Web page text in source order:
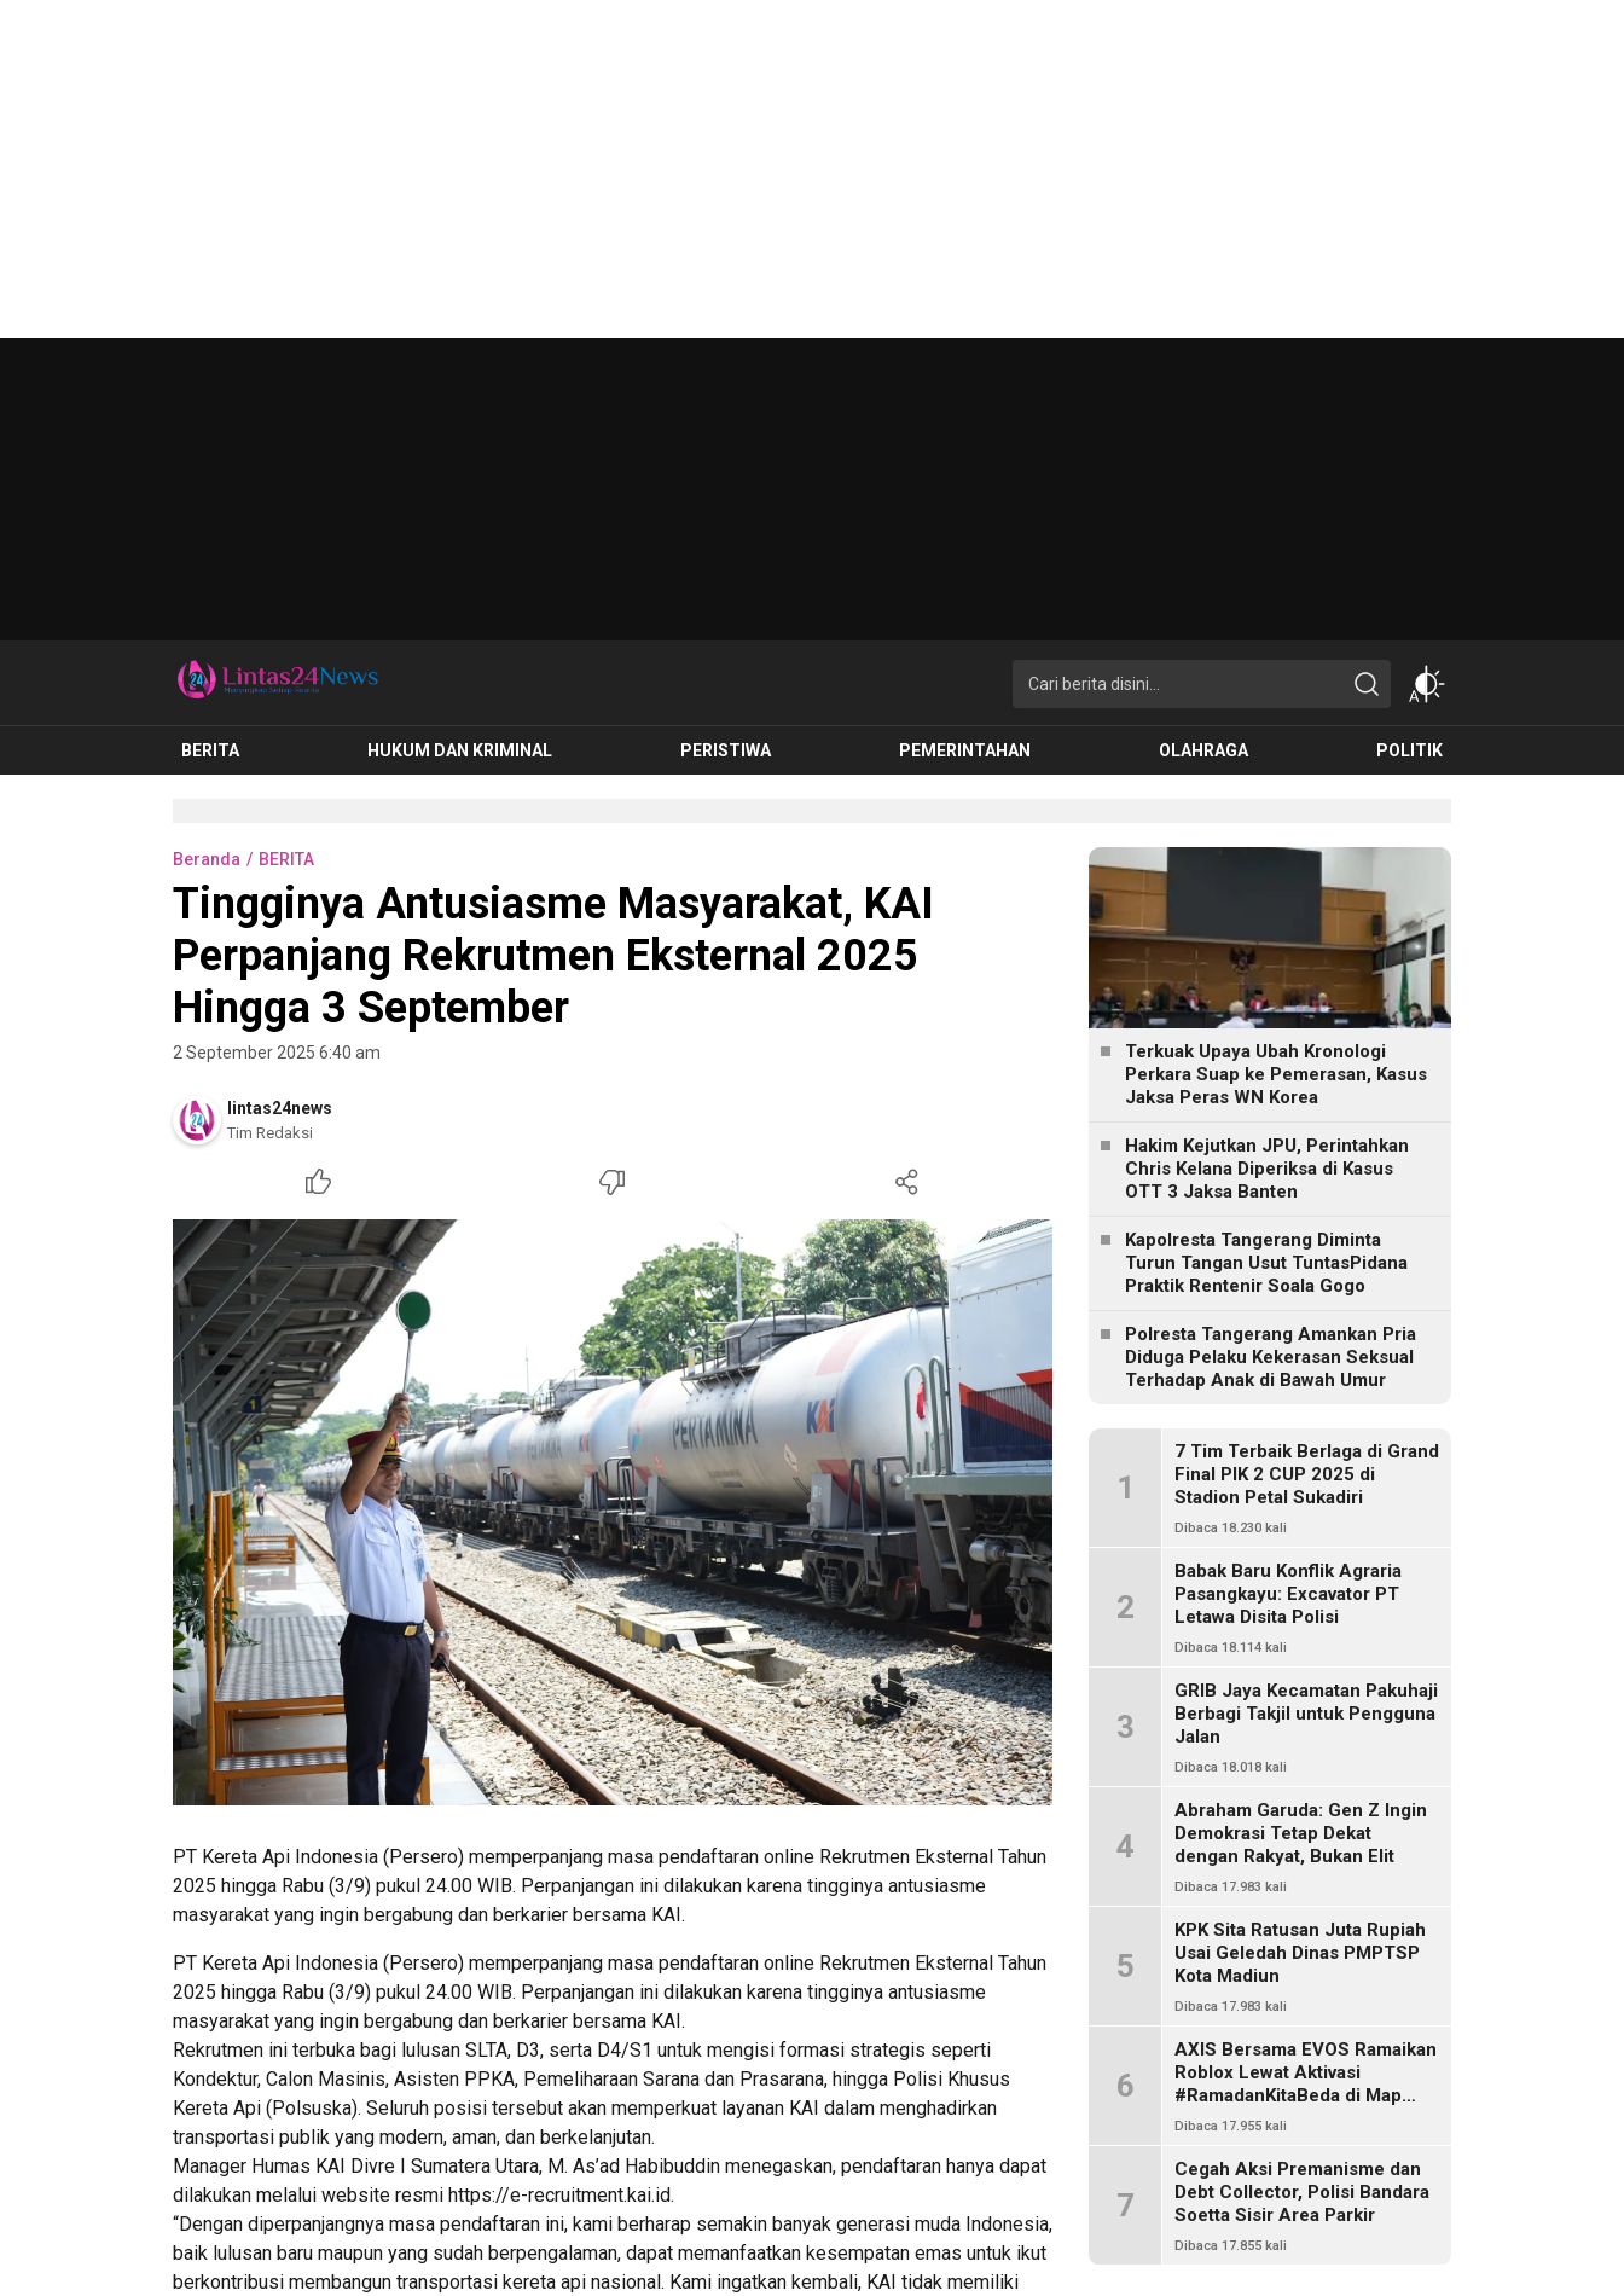
lintas24news.com
Menyingkap Setiap Realita
BERITA HUKUM DAN KRIMINAL PERISTIWA PEMERINTAHAN OLAHRAGA POLITIK
Beranda BERITA
Tingginya Antusiasme Masyarakat, KAI
Perpanjang Rekrutmen Eksternal 2025
Hingga 3 September
2 September 2025 6:40 am
lintas24news
Tim Redaksi
PT Kereta Api Indonesia (Persero) memperpanjang masa pendaftaran online Rekrutmen Eksternal Tahun
2025 hingga Rabu (3/9) pukul 24.00 WIB. Perpanjangan ini dilakukan karena tingginya antusiasme
masyarakat yang ingin bergabung dan berkarier bersama KAI.
PT Kereta Api Indonesia (Persero) memperpanjang masa pendaftaran online Rekrutmen Eksternal Tahun
2025 hingga Rabu (3/9) pukul 24.00 WIB. Perpanjangan ini dilakukan karena tingginya antusiasme
masyarakat yang ingin bergabung dan berkarier bersama KAI.
Rekrutmen ini terbuka bagi lulusan SLTA, D3, serta D4/S1 untuk mengisi formasi strategis seperti
Kondektur, Calon Masinis, Asisten PPKA, Pemeliharaan Sarana dan Prasarana, hingga Polisi Khusus
Kereta Api (Polsuska). Seluruh posisi tersebut akan memperkuat layanan KAI dalam menghadirkan
transportasi publik yang modern, aman, dan berkelanjutan.
Manager Humas KAI Divre I Sumatera Utara, M. As’ad Habibuddin menegaskan, pendaftaran hanya dapat
dilakukan melalui website resmi https://e-recruitment.kai.id.
“Dengan diperpanjangnya masa pendaftaran ini, kami berharap semakin banyak generasi muda Indonesia,
baik lulusan baru maupun yang sudah berpengalaman, dapat memanfaatkan kesempatan emas untuk ikut
berkontribusi membangun transportasi kereta api nasional. Kami ingatkan kembali, KAI tidak memiliki
Terkuak Upaya Ubah Kronologi
Perkara Suap ke Pemerasan, Kasus
Jaksa Peras WN Korea
Hakim Kejutkan JPU, Perintahkan
Chris Kelana Diperiksa di Kasus
OTT 3 Jaksa Banten
Kapolresta Tangerang Diminta
Turun Tangan Usut TuntasPidana
Praktik Rentenir Soala Gogo
Polresta Tangerang Amankan Pria
Diduga Pelaku Kekerasan Seksual
Terhadap Anak di Bawah Umur
1
7 Tim Terbaik Berlaga di Grand
Final PIK 2 CUP 2025 di
Stadion Petal Sukadiri
Dibaca 18.230 kali
2
Babak Baru Konflik Agraria
Pasangkayu: Excavator PT
Letawa Disita Polisi
Dibaca 18.114 kali
3
GRIB Jaya Kecamatan Pakuhaji
Berbagi Takjil untuk Pengguna
Jalan
Dibaca 18.018 kali
4
Abraham Garuda: Gen Z Ingin
Demokrasi Tetap Dekat
dengan Rakyat, Bukan Elit
Dibaca 17.983 kali
5
KPK Sita Ratusan Juta Rupiah
Usai Geledah Dinas PMPTSP
Kota Madiun
Dibaca 17.983 kali
6
AXIS Bersama EVOS Ramaikan
Roblox Lewat Aktivasi
#RamadanKitaBeda di Map
Indo Chat
Dibaca 17.955 kali
7
Cegah Aksi Premanisme dan
Debt Collector, Polisi Bandara
Soetta Sisir Area Parkir
Dibaca 17.855 kali